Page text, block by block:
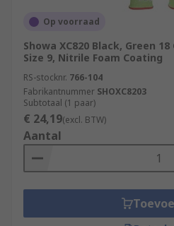
Op voorraad
Showa XC820 Black, Green
Size 9, Nitrile Foam Coating
RS-stocknr. 766-104
Fabrikantnummer SHOXC8203
Subtotaal (1 paar)
€ 24,19(excl. BTW)
Aantal